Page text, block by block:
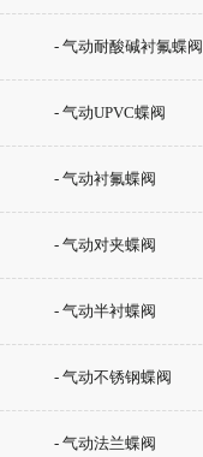
- 气动耐酸碱衬氟蝶阀
- 气动UPVC蝶阀
- 气动衬氟蝶阀
- 气动对夹蝶阀
- 气动半衬蝶阀
- 气动不锈钢蝶阀
- 气动法兰蝶阀